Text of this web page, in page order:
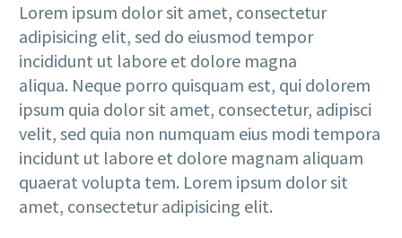
Lorem ipsum dolor sit amet, consectetur
adipisicing elit, sed do eiusmod tempor
incididunt ut labore et dolore magna
aliqua. Neque porro quisquam est, qui dolorem
ipsum quia dolor sit amet, consectetur, adipisci
velit, sed quia non numquam eius modi tempora
incidunt ut labore et dolore magnam aliquam
quaerat volupta tem. Lorem ipsum dolor sit
amet, consectetur adipisicing elit.